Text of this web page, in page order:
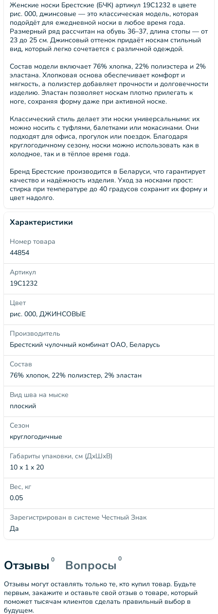
Женские носки Брестские (БЧК) артикул 19С1232 в цвете
рис. 000, джинсовые — это классическая модель, которая
подойдёт для ежедневной носки в любое время года.
Размерный ряд рассчитан на обувь 36–37, длина стопы — от
23 до 25 см. Джинсовый оттенок придаёт носкам стильный
вид, который легко сочетается с различной одеждой.
Состав модели включает 76% хлопка, 22% полиэстера и 2%
эластана. Хлопковая основа обеспечивает комфорт и
мягкость, а полиэстер добавляет прочности и долговечности
изделию. Эластан позволяет носкам плотно прилегать к
ноге, сохраняя форму даже при активной носке.
Классический стиль делает эти носки универсальными: их
можно носить с туфлями, балетками или мокасинами. Они
подходят для офиса, прогулок или поездок. Благодаря
круглогодичному сезону, носки можно использовать как в
холодное, так и в тёплое время года.
Бренд Брестские производится в Беларуси, что гарантирует
качество и надёжность изделия. Уход за носками прост:
стирка при температуре до 40 градусов сохранит их форму и
цвет надолго.
Характеристики
Номер товара
44854
Артикул
19С1232
Цвет
рис. 000, ДЖИНСОВЫЕ
Производитель
Брестский чулочный комбинат ОАО, Беларусь
Состав
76% хлопок, 22% полиэстер, 2% эластан
Вид шва на мыске
плоский
Сезон
круглогодичные
Габариты упаковки, см (ДхШхВ)
10 x 1 x 20
Вес, кг
0.05
Зарегистрирован в системе Честный Знак
Да
Отзывы 0 Вопросы 0
Отзывы могут оставлять только те, кто купил товар. Будьте
первым, закажите и оставьте свой отзыв о товаре, который
поможет тысячам клиентов сделать правильный выбор в
будущем.